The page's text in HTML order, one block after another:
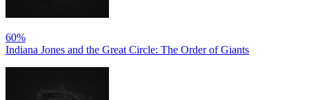
60%
Indiana Jones and the Great Circle: The Order of Giants